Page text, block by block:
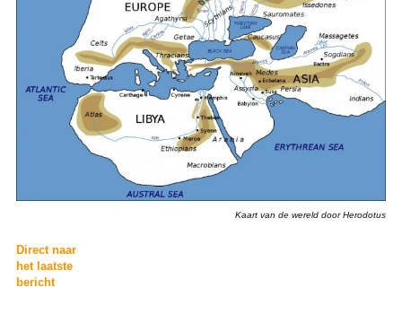
Kaart van de wereld door Herodotus
Direct naar
het laatste
bericht